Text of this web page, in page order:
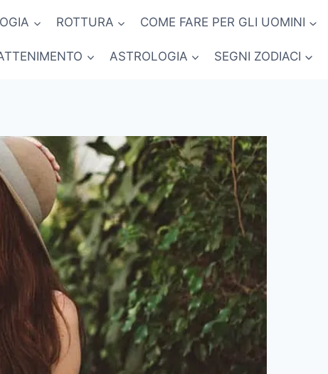
ROTTURA COME FARE PER GLI UOMINI
ASTROLOGIA SEGNI ZODIACI